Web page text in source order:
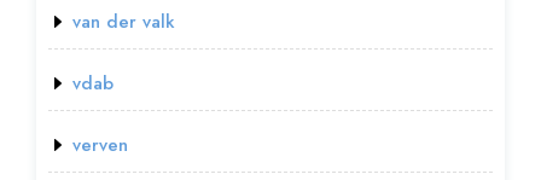
van der valk
vdab
verven